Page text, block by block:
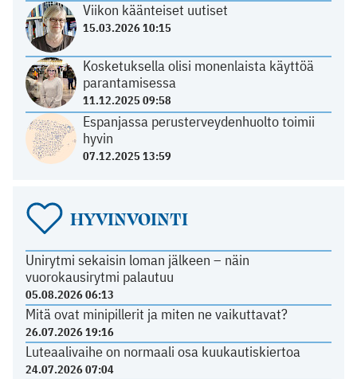
Viikon käänteiset uutiset
15.03.2026 10:15
Kosketuksella olisi monenlaista käyttöä
parantamisessa
11.12.2025 09:58
Espanjassa perusterveydenhuolto toimii
hyvin
07.12.2025 13:59
HYVINVOINTI
Unirytmi sekaisin loman jälkeen – näin
vuorokausirytmi palautuu
05.08.2026 06:13
Mitä ovat minipillerit ja miten ne vaikuttavat?
26.07.2026 19:16
Luteaalivaihe on normaali osa kuukautiskiertoa
24.07.2026 07:04